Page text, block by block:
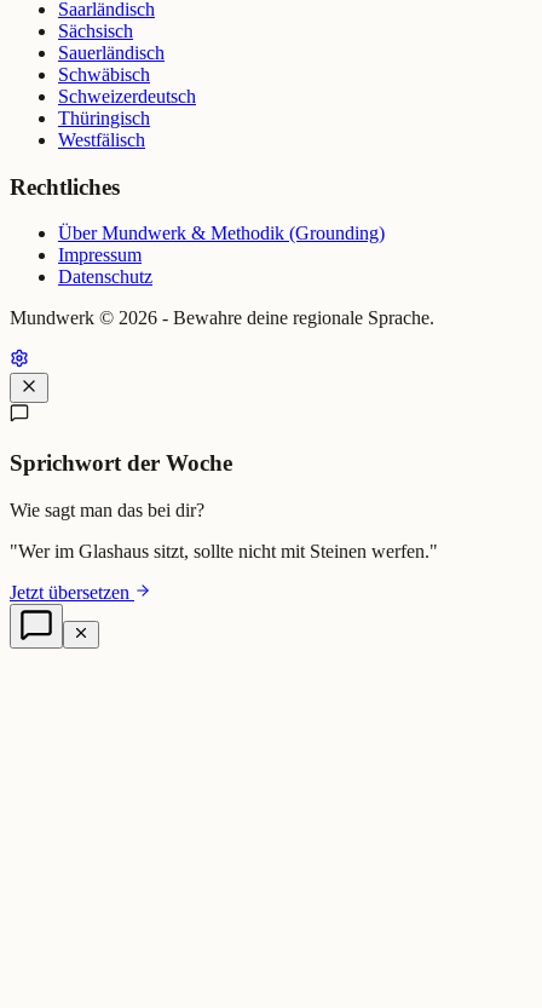
Saarländisch
Sächsisch
Sauerländisch
Schwäbisch
Schweizerdeutsch
Thüringisch
Westfälisch
Rechtliches
Über Mundwerk & Methodik (Grounding)
Impressum
Datenschutz
Mundwerk © 2026 - Bewahre deine regionale Sprache.
Sprichwort der Woche
Wie sagt man das bei dir?
"Wer im Glashaus sitzt, sollte nicht mit Steinen werfen."
Jetzt übersetzen